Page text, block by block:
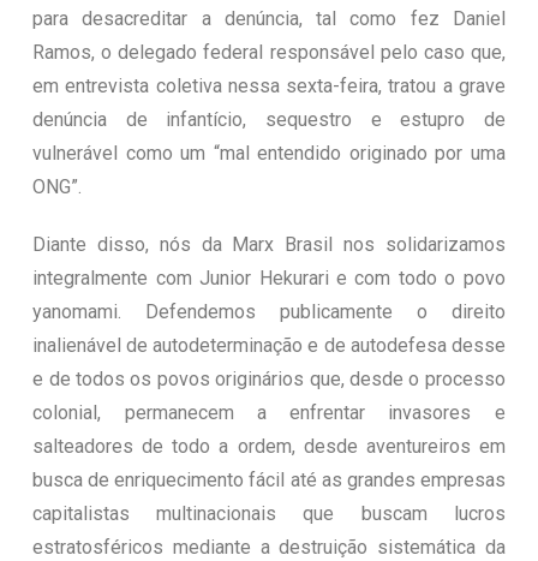
para desacreditar a denúncia, tal como fez Daniel
Ramos, o delegado federal responsável pelo caso que,
em entrevista coletiva nessa sexta-feira, tratou a grave
denúncia de infantício, sequestro e estupro de
vulnerável como um “mal entendido originado por uma
ONG”.
Diante disso, nós da Marx Brasil nos solidarizamos
integralmente com Junior Hekurari e com todo o povo
yanomami. Defendemos publicamente o direito
inalienável de autodeterminação e de autodefesa desse
e de todos os povos originários que, desde o processo
colonial, permanecem a enfrentar invasores e
salteadores de todo a ordem, desde aventureiros em
busca de enriquecimento fácil até as grandes empresas
capitalistas multinacionais que buscam lucros
estratosféricos mediante a destruição sistemática da